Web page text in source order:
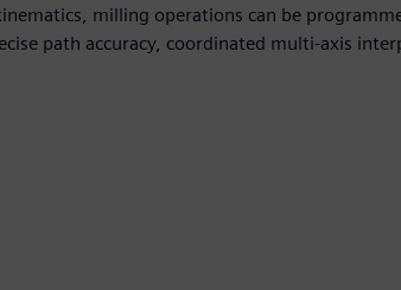
milling operations can be
path accuracy, coordinated multi‑axis